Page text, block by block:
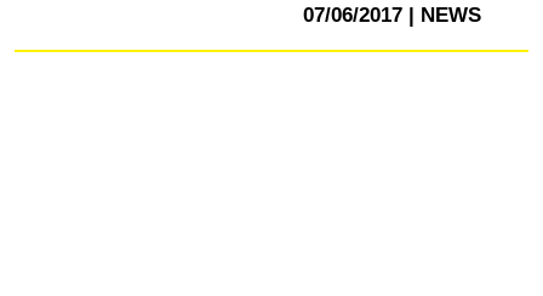
07/06/2017 NEWS